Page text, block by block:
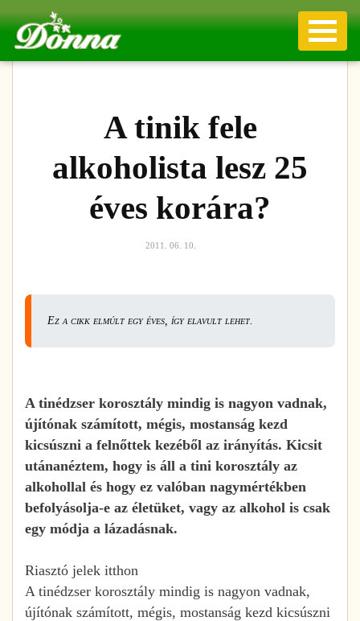
A tinik fele
alkoholista lesz 25
éves korára?
2011. 06. 10.
Ez a cikk elmúlt egy éves, így elavult lehet.
A tinédzser korosztály mindig is nagyon vadnak,
újítónak számított, mégis, mostanság kezd
kicsúszni a felnőttek kezéből az irányítás. Kicsit
utánanéztem, hogy is áll a tini korosztály az
alkohollal és hogy ez valóban nagymértékben
befolyásolja-e az életüket, vagy az alkohol is csak
egy módja a lázadásnak.
Riasztó jelek itthon
A tinédzser korosztály mindig is nagyon vadnak,
újítónak számított, mégis, mostanság kezd kicsúszni